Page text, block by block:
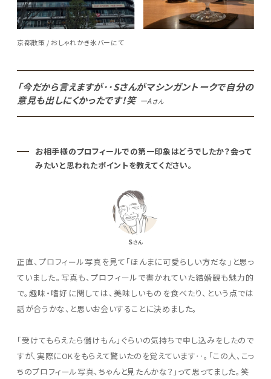
京都散策 / おしゃれかき氷バーにて
「今だから言えますが･･Sさんがマシンガントークで自分の
意見も出しにくかったです！笑 ーA さん
お相手様のプロフィールでの第一印象はどうでしたか？会って
みたいと思われたポイントを教えてください。
Sさん
正直、プロフィール写真を見て「ほんまに可愛らしい方だな」と思っ
ていました。写真も、プロフィールで書かれていた結婚観も魅力的
で。趣味・嗜好に関しては、美味しいものを食べたり、という点では
話が合うかな、と思いお会いすることに決めました。
「受けてもらえたら儲けもん」ぐらいの気持ちで申し込みをしたので
すが、実際にOKをもらえて驚いたのを覚えています‥。「この人、こっ
ちのプロフィール写真、ちゃんと見たんかな？」って思ってました。笑